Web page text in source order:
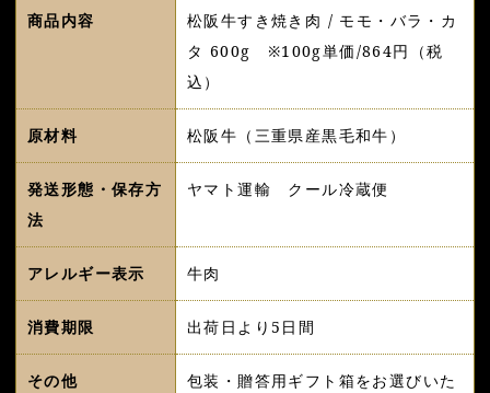
商品内容
松阪牛すき焼き肉 / モモ・バラ・カ
タ 600g ※100g単価/864円（税
込）
原材料 松阪牛（三重県産黒毛和牛）
発送形態・保存方
法
ヤマト運輸 クール冷蔵便
アレルギー表示 牛肉
消費期限 出荷日より5日間
その他
包装・贈答用ギフト箱をお選びいた